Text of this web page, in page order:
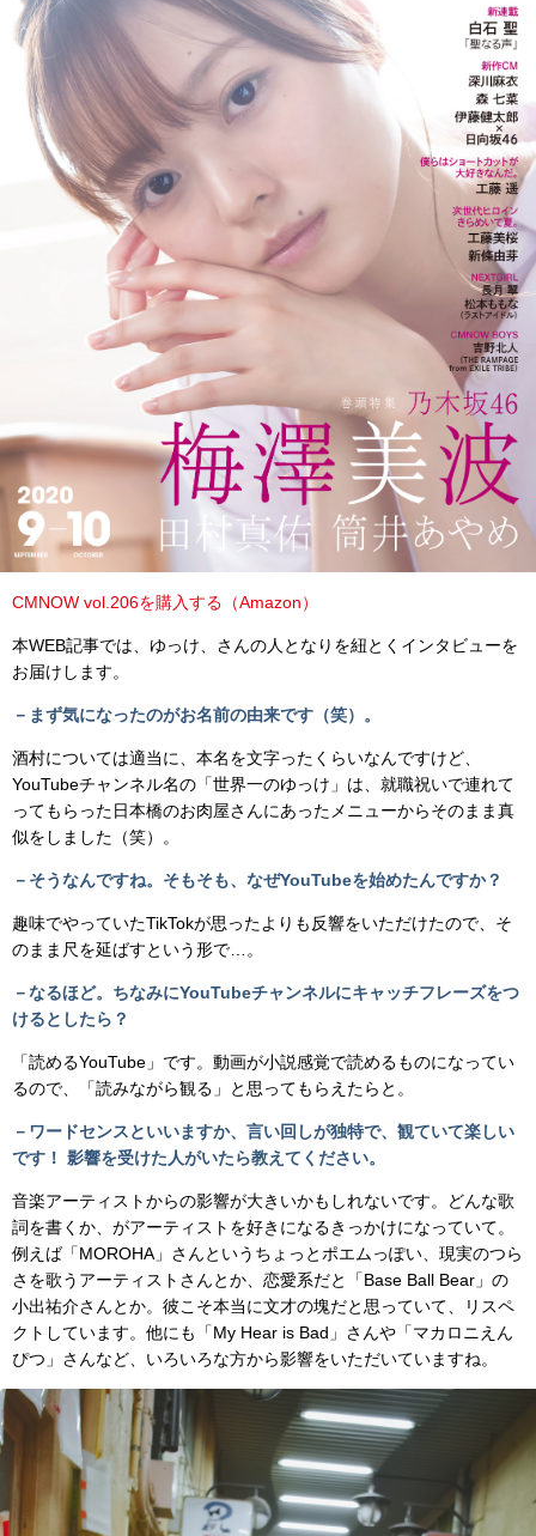
CMNOW vol.206を購入する（Amazon）
本WEB記事では、ゆっけ、さんの人となりを紐とくインタビューを
お届けします。
－まず気になったのがお名前の由来です（笑）。
酒村については適当に、本名を文字ったくらいなんですけど、
YouTubeチャンネル名の「世界一のゆっけ」は、就職祝いで連れて
ってもらった日本橋のお肉屋さんにあったメニューからそのまま真
似をしました（笑）。
－そうなんですね。そもそも、なぜYouTubeを始めたんですか？
趣味でやっていたTikTokが思ったよりも反響をいただけたので、そ
のまま尺を延ばすという形で…。
－なるほど。ちなみにYouTubeチャンネルにキャッチフレーズをつ
けるとしたら？
「読めるYouTube」です。動画が小説感覚で読めるものになってい
るので、「読みながら観る」と思ってもらえたらと。
－ワードセンスといいますか、言い回しが独特で、観ていて楽しい
です！ 影響を受けた人がいたら教えてください。
音楽アーティストからの影響が大きいかもしれないです。どんな歌
詞を書くか、がアーティストを好きになるきっかけになっていて。
例えば「MOROHA」さんというちょっとポエムっぽい、現実のつら
さを歌うアーティストさんとか、恋愛系だと「Base Ball Bear」の
小出祐介さんとか。彼こそ本当に文才の塊だと思っていて、リスペ
クトしています。他にも「My Hear is Bad」さんや「マカロニえん
ぴつ」さんなど、いろいろな方から影響をいただいていますね。